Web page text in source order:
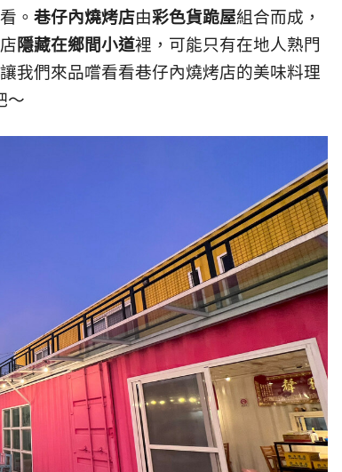
。 巷仔內燒烤店由彩色貨跪屋組合而成，
隱藏在鄉間小道裡，可能只有在地人熟門
我們來品嚐看看巷仔內燒烤店的美味料理
～